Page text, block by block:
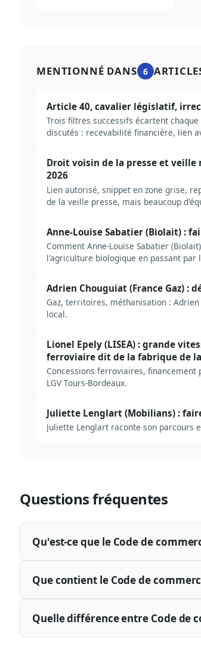
MENTIONNÉ DANS 6
Article 40, cavalier législatif,
Trois filtres successifs écartent
discutés : recevabilité financière, lien
Droit voisin de la presse et veille
2026
Lien autorisé, snippet en zone grise,
de la veille presse, mais beaucoup
Anne-Louise Sabatier (Biolait) :
Comment Anne-Louise Sabatier
l'agriculture biologique en passant par
Adrien Chouguiat (France Gaz) :
Gaz, territoires, méthanisation :
local.
Lionel Epely (LISEA) : grande
ferroviaire dit de la fabrique de
Concessions ferroviaires, financement
LGV Tours-Bordeaux.
Juliette Lenglart (Mobilians) :
Juliette Lenglart raconte son parcours
Questions fréquentes
Qu'est-ce que le Code de
Que contient le Code de
Quelle différence entre Code de